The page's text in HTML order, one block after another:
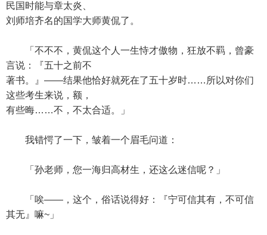
民国时能与章太炎、
刘师培齐名的国学大师黄侃了。
「不不不，黄侃这个人一生恃才傲物，狂放不羁，曾豪
言说：『五十之前不
著书。』——结果他恰好就死在了五十岁时……所以对你们
这些考生来说，额，
有些晦……不，不太合适。」
我错愕了一下，皱着一个眉毛问道：
「孙老师，您一海归高材生，还这么迷信呢？」
「唉——，这个，俗话说得好：『宁可信其有，不可信
其无』嘛~」